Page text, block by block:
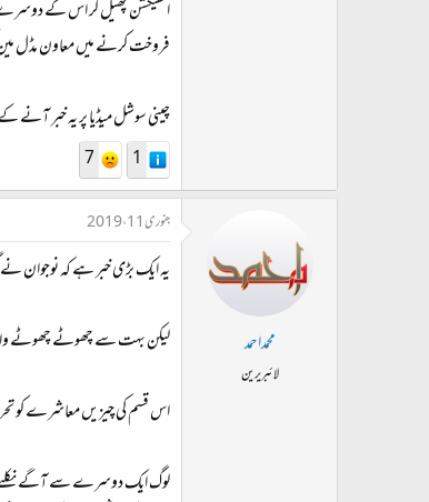
انفیکشن پھیل کر اس کے دوسرے
فروخت کرنے میں معاون مڈل مین کو تلاش کرکے اس پر مقدمہ کردیا جس
چینی سوشل میڈیا پر یہ خبر آنے
1
7
محمداحمد
لائبریرین
جنوری 11، 2019
یہ ایک بڑی خبر ہے کہ نوجوان
لیکن بہت سے چھوٹے چھوٹے
اس قسم کی چیزیں معاشرے کو
لوگ ایک دوسرے سے آگے نکلنے